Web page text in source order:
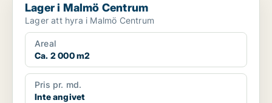
Lager i Malmö Centrum
Lager att hyra i Malmö Centrum
Areal
Ca. 2 000 m2
Pris pr. md.
Inte angivet